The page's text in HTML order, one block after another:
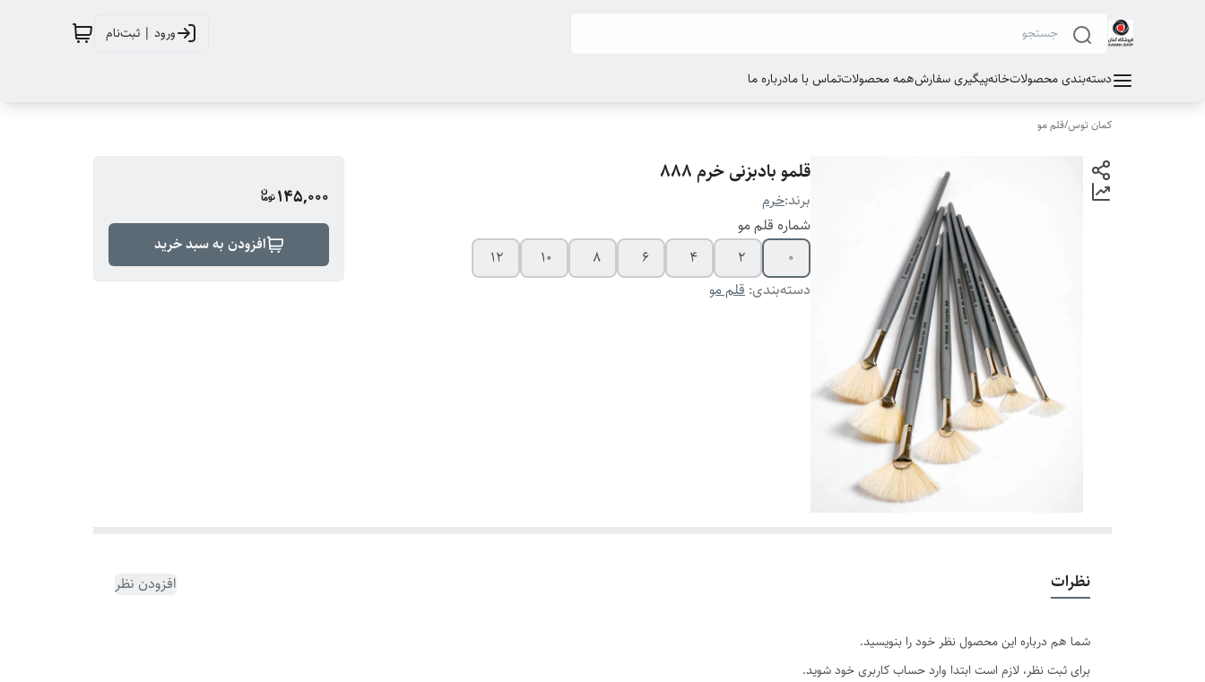
ورود | ثبت‌نام
دسته‌بندی محصولاتخانهپیگیری سفارشهمه محصولاتتماس با مادرباره ما
کمان توس/قلم مو
قلمو بادبزنی خرم ۸۸۸
برند:خرم
شماره قلم مو
0
2
4
6
8
10
12
دسته‌بندی: قلم مو
145,000
افزودن به سبد خرید
نظرات افزودن نظر
شما هم درباره این محصول نظر خود را بنویسید.
برای ثبت نظر، لازم است ابتدا وارد حساب کاربری خود شوید.